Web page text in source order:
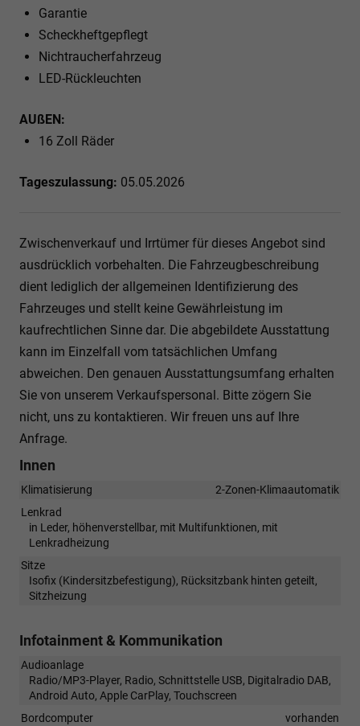
Garantie
Scheckheftgepflegt
Nichtraucherfahrzeug
LED-Rückleuchten
AUßEN:
16 Zoll Räder
Tageszulassung: 05.05.2026
Zwischenverkauf und Irrtümer für dieses Angebot sind
ausdrücklich vorbehalten. Die Fahrzeugbeschreibung
dient lediglich der allgemeinen Identifizierung des
Fahrzeuges und stellt keine Gewährleistung im
kaufrechtlichen Sinne dar. Die abgebildete Ausstattung
kann im Einzelfall vom tatsächlichen Umfang
abweichen. Den genauen Ausstattungsumfang erhalten
Sie von unserem Verkaufspersonal. Bitte zögern Sie
nicht, uns zu kontaktieren. Wir freuen uns auf Ihre
Anfrage.
Innen
Klimatisierung
2-Zonen-Klimaautomatik
Lenkrad
in Leder, höhenverstellbar, mit Multifunktionen, mit
Lenkradheizung
Sitze
Isofix (Kindersitzbefestigung), Rücksitzbank hinten geteilt,
Sitzheizung
Infotainment & Kommunikation
Audioanlage
Radio/MP3-Player, Radio, Schnittstelle USB, Digitalradio DAB,
Android Auto, Apple CarPlay, Touchscreen
Bordcomputer
vorhanden